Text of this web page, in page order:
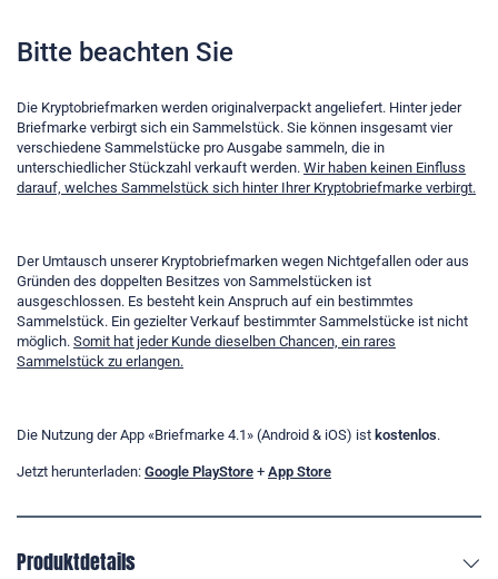
Bitte beachten Sie
Die Kryptobriefmarken werden originalverpackt angeliefert. Hinter jeder
Briefmarke verbirgt sich ein Sammelstück. Sie können insgesamt vier
verschiedene Sammelstücke pro Ausgabe sammeln, die in
unterschiedlicher Stückzahl verkauft werden. Wir haben keinen Einfluss
darauf, welches Sammelstück sich hinter Ihrer Kryptobriefmarke verbirgt.
Der Umtausch unserer Kryptobriefmarken wegen Nichtgefallen oder aus
Gründen des doppelten Besitzes von Sammelstücken ist
ausgeschlossen. Es besteht kein Anspruch auf ein bestimmtes
Sammelstück. Ein gezielter Verkauf bestimmter Sammelstücke ist nicht
möglich. Somit hat jeder Kunde dieselben Chancen, ein rares
Sammelstück zu erlangen.
Die Nutzung der App «Briefmarke 4.1» (Android & iOS) ist kostenlos.
Jetzt herunterladen: Google PlayStore + App Store
Produktdetails